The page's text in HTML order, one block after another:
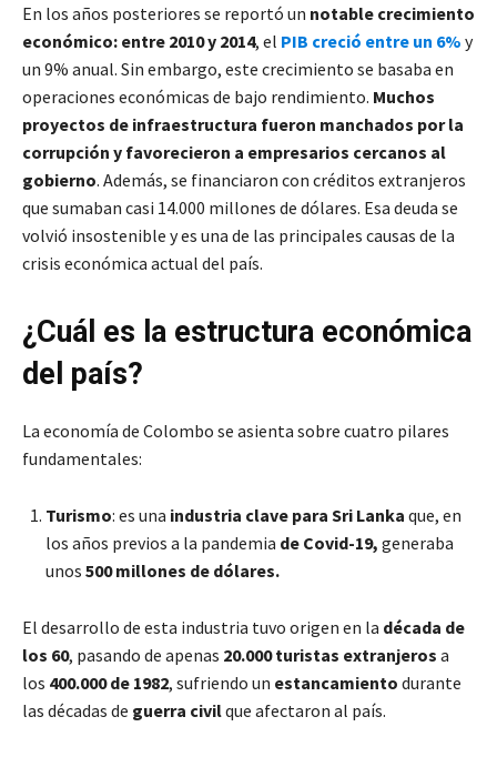
En los años posteriores se reportó un notable crecimiento
económico: entre 2010 y 2014, el PIB creció entre un 6% y
un 9% anual. Sin embargo, este crecimiento se basaba en
operaciones económicas de bajo rendimiento. Muchos
proyectos de infraestructura fueron manchados por la
corrupción y favorecieron a empresarios cercanos al
gobierno. Además, se financiaron con créditos extranjeros
que sumaban casi 14.000 millones de dólares. Esa deuda se
volvió insostenible y es una de las principales causas de la
crisis económica actual del país.
¿Cuál es la estructura económica
del país?
La economía de Colombo se asienta sobre cuatro pilares
fundamentales:
Turismo: es una industria clave para Sri Lanka que, en
los años previos a la pandemia de Covid-19, generaba
unos 500 millones de dólares.
El desarrollo de esta industria tuvo origen en la década de
los 60, pasando de apenas 20.000 turistas extranjeros a
los 400.000 de 1982, sufriendo un estancamiento durante
las décadas de guerra civilque afectaron al país.